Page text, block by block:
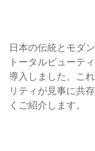
日本の伝統とモダ
トータルビューテ
導入しました。こ
リティが見事に共
くご紹介します。